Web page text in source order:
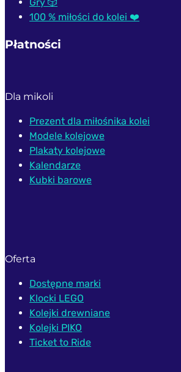
100 % miłości do kolei ❤️
Płatności
Dla mikoli
Prezent dla miłośnika kolei
Modele kolejowe
Plakaty kolejowe
Kalendarze
Kubki barowe
Oferta
Dostępne marki
Klocki LEGO
Kolejki drewniane
Kolejki PIKO
Ticket to Ride